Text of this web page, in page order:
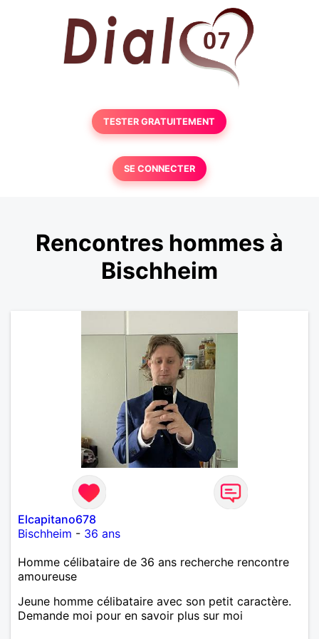
TESTER GRATUITEMENT
SE CONNECTER
Rencontres hommes à
Bischheim
Elcapitano678
Bischheim - 36 ans
Homme célibataire de 36 ans recherche rencontre
amoureuse
Jeune homme célibataire avec son petit caractère.
Demande moi pour en savoir plus sur moi